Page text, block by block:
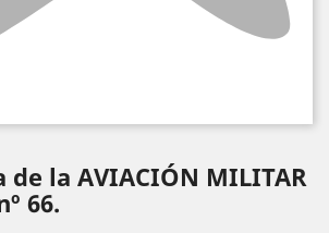
de la AVIACIÓN MILITAR
66.